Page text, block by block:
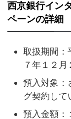
西京銀行イン
ペーンの詳細
取扱期間：
７年１２月
預入対象：
グ契約して
預入金額：